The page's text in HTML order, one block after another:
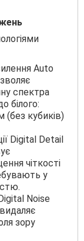
Auto
спектра
білого:
(без кубиків)
Digital Detail
чіткості
у
Noise
зору